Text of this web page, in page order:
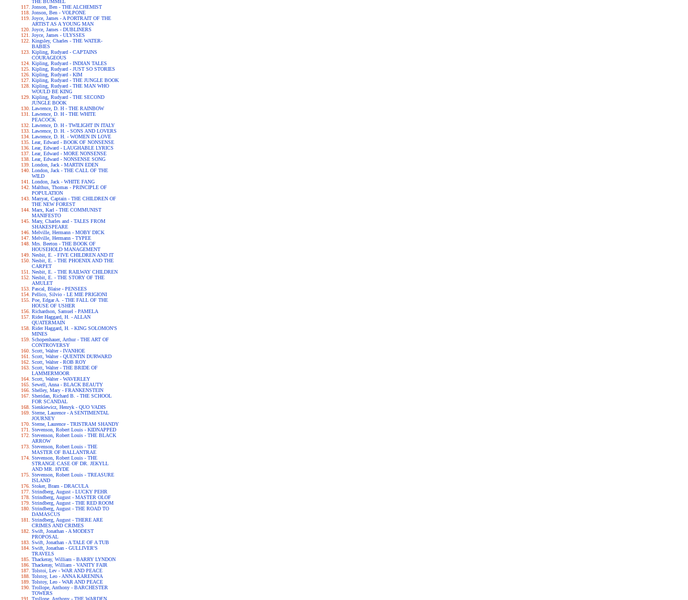
THE BUMMEL
Jonson, Ben - THE ALCHEMIST
Jonson, Ben - VOLPONE
Joyce, James - A PORTRAIT OF THE
ARTIST AS A YOUNG MAN
Joyce, James - DUBLINERS
Joyce, James - ULYSSES
Kingsley, Charles - THE WATER-
BABIES
Kipling, Rudyard - CAPTAINS
COURAGEOUS
Kipling, Rudyard - INDIAN TALES
Kipling, Rudyard - JUST SO STORIES
Kipling, Rudyard - KIM
Kipling, Rudyard - THE JUNGLE BOOK
Kipling, Rudyard - THE MAN WHO
WOULD BE KING
Kipling, Rudyard - THE SECOND
JUNGLE BOOK
Lawrence, D. H - THE RAINBOW
Lawrence, D. H - THE WHITE
PEACOCK
Lawrence, D. H - TWILIGHT IN ITALY
Lawrence, D. H. - SONS AND LOVERS
Lawrence, D. H. - WOMEN IN LOVE
Lear, Edward - BOOK OF NONSENSE
Lear, Edward - LAUGHABLE LYRICS
Lear, Edward - MORE NONSENSE
Lear, Edward - NONSENSE SONG
London, Jack - MARTIN EDEN
London, Jack - THE CALL OF THE
WILD
London, Jack - WHITE FANG
Malthus, Thomas - PRINCIPLE OF
POPULATION
Marryat, Captain - THE CHILDREN OF
THE NEW FOREST
Marx, Karl - THE COMMUNIST
MANIFESTO
Mary, Charles and - TALES FROM
SHAKESPEARE
Melville, Hermann - MOBY DICK
Melville, Hermann - TYPEE
Mrs. Beeton - THE BOOK OF
HOUSEHOLD MANAGEMENT
Nesbit, E. - FIVE CHILDREN AND IT
Nesbit, E. - THE PHOENIX AND THE
CARPET
Nesbit, E. - THE RAILWAY CHILDREN
Nesbit, E. - THE STORY OF THE
AMULET
Pascal, Blaise - PENSEES
Pellico, Silvio - LE MIE PRIGIONI
Poe, Edgar A. - THE FALL OF THE
HOUSE OF USHER
Richardson, Samuel - PAMELA
Rider Haggard, H. - ALLAN
QUATERMAIN
Rider Haggard, H. - KING SOLOMON'S
MINES
Schopenhauer, Arthur - THE ART OF
CONTROVERSY
Scott, Walter - IVANHOE
Scott, Walter - QUENTIN DURWARD
Scott, Walter - ROB ROY
Scott, Walter - THE BRIDE OF
LAMMERMOOR
Scott, Walter - WAVERLEY
Sewell, Anna - BLACK BEAUTY
Shelley, Mary - FRANKENSTEIN
Sheridan, Richard B. - THE SCHOOL
FOR SCANDAL
Sienkiewicz, Henryk - QUO VADIS
Sterne, Laurence - A SENTIMENTAL
JOURNEY
Sterne, Laurence - TRISTRAM SHANDY
Stevenson, Robert Louis - KIDNAPPED
Stevenson, Robert Louis - THE BLACK
ARROW
Stevenson, Robert Louis - THE
MASTER OF BALLANTRAE
Stevenson, Robert Louis - THE
STRANGE CASE OF DR. JEKYLL
AND MR. HYDE
Stevenson, Robert Louis - TREASURE
ISLAND
Stoker, Bram - DRACULA
Strindberg, August - LUCKY PEHR
Strindberg, August - MASTER OLOF
Strindberg, August - THE RED ROOM
Strindberg, August - THE ROAD TO
DAMASCUS
Strindberg, August - THERE ARE
CRIMES AND CRIMES
Swift, Jonathan - A MODEST
PROPOSAL
Swift, Jonathan - A TALE OF A TUB
Swift, Jonathan - GULLIVER'S
TRAVELS
Thackeray, William - BARRY LYNDON
Thackeray, William - VANITY FAIR
Tolstoi, Lev - WAR AND PEACE
Tolstoy, Leo - ANNA KARENINA
Tolstoy, Leo - WAR AND PEACE
Trollope, Anthony - BARCHESTER
TOWERS
Trollope, Anthony - THE WARDEN